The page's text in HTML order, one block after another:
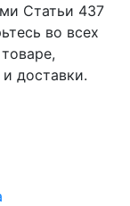
Статьи 437
во всех
доставки.